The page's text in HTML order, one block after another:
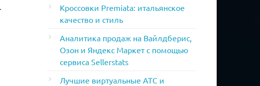
Кроссовки Premiata: итальянское
качество и стиль
Аналитика продаж на Вайлдберис,
Озон и Яндекс Маркет с помощью
сервиса Sellerstats
Лучшие виртуальные АТС и